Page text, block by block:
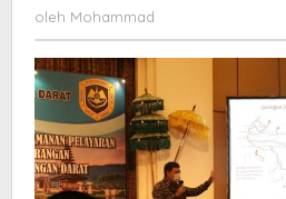
oleh Mohammad